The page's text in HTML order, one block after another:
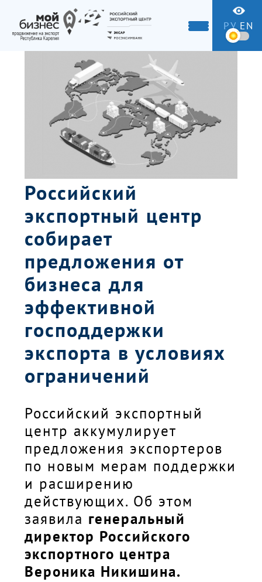
РУ EN
Российский
экспортный центр
собирает
предложения от
бизнеса для
эффективной
господдержки
экспорта в условиях
ограничений
Российский экспортный
центр аккумулирует
предложения экспортеров
по новым мерам поддержки
и расширению
действующих. Об этом
заявила генеральный
директор Российского
экспортного центра
Вероника Никишина.